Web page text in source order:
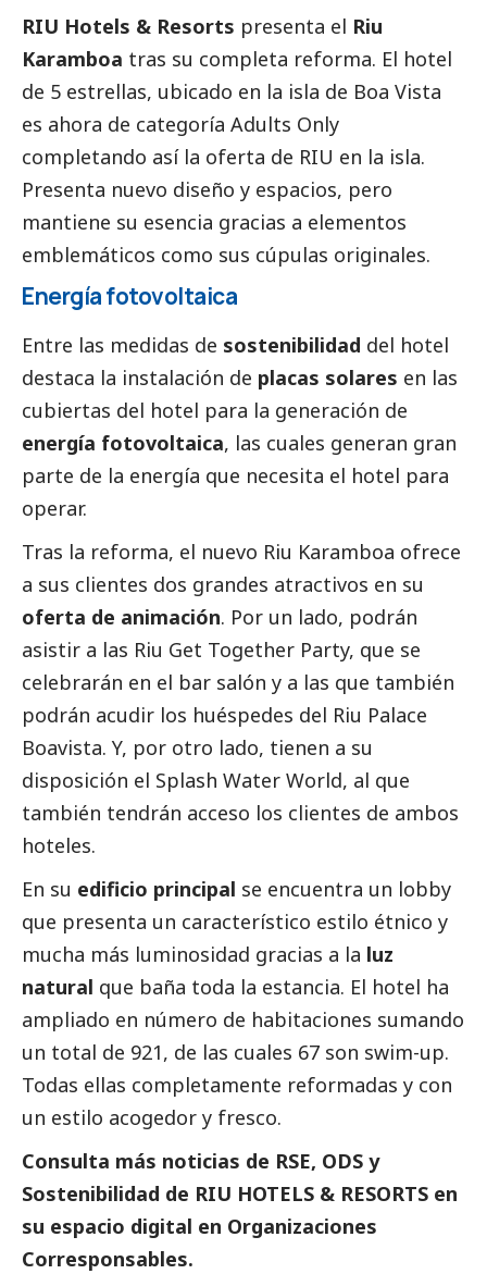
RIU Hotels & Resorts presenta el Riu
Karamboa tras su completa reforma. El hotel
de 5 estrellas, ubicado en la isla de Boa Vista
es ahora de categoría Adults Only
completando así la oferta de RIU en la isla.
Presenta nuevo diseño y espacios, pero
mantiene su esencia gracias a elementos
emblemáticos como sus cúpulas originales.
Energía fotovoltaica
Entre las medidas de sostenibilidad del hotel
destaca la instalación de placas solares en las
cubiertas del hotel para la generación de
energía fotovoltaica, las cuales generan gran
parte de la energía que necesita el hotel para
operar.
Tras la reforma, el nuevo Riu Karamboa ofrece
a sus clientes dos grandes atractivos en su
oferta de animación. Por un lado, podrán
asistir a las Riu Get Together Party, que se
celebrarán en el bar salón y a las que también
podrán acudir los huéspedes del Riu Palace
Boavista. Y, por otro lado, tienen a su
disposición el Splash Water World, al que
también tendrán acceso los clientes de ambos
hoteles.
En su edificio principal se encuentra un lobby
que presenta un característico estilo étnico y
mucha más luminosidad gracias a la luz
natural que baña toda la estancia. El hotel ha
ampliado en número de habitaciones sumando
un total de 921, de las cuales 67 son swim-up.
Todas ellas completamente reformadas y con
un estilo acogedor y fresco.
Consulta más noticias de RSE, ODS y
Sostenibilidad de RIU HOTELS & RESORTS en
su espacio digital en Organizaciones
Corresponsables.